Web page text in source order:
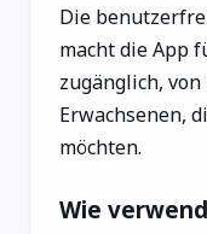
Die
macht die App
zugänglich,
Erwachsenen,
möchten.
Wie